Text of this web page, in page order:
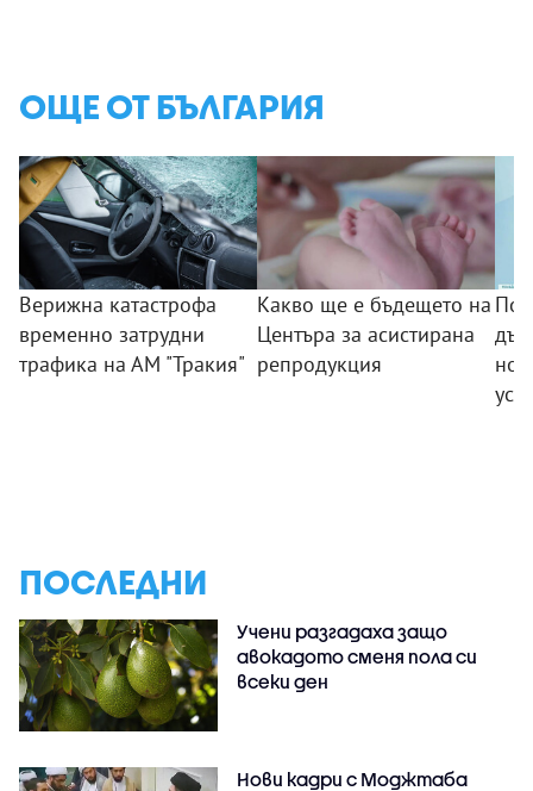
ОЩЕ ОТ БЪЛГАРИЯ
Верижна катастрофа
временно затрудни
трафика на АМ "Тракия"
Какво ще е бъдещето на
Центъра за асистирана
репродукция
ПОСЛЕДНИ
Учени разгадаха защо
авокадото сменя пола си
всеки ден
Нови кадри с Моджтаба